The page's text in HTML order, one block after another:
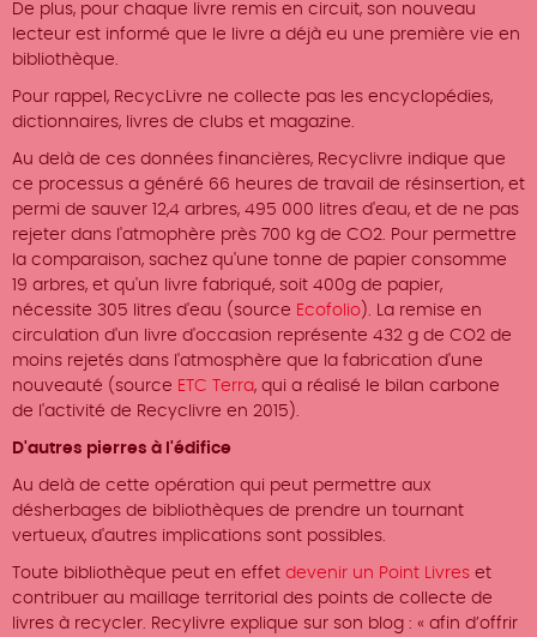
De plus, pour chaque livre remis en circuit, son nouveau
lecteur est informé que le livre a déjà eu une première vie en
bibliothèque.
Pour rappel, RecycLivre ne collecte pas les encyclopédies,
dictionnaires, livres de clubs et magazine.
Au delà de ces données financières, Recyclivre indique que
ce processus a généré 66 heures de travail de résinsertion, et
permi de sauver 12,4 arbres, 495 000 litres d'eau, et de ne pas
rejeter dans l'atmophère près 700 kg de CO2. Pour permettre
la comparaison, sachez qu'une tonne de papier consomme
19 arbres, et qu'un livre fabriqué, soit 400g de papier,
nécessite 305 litres d'eau (source Ecofolio). La remise en
circulation d'un livre d'occasion représente 432 g de CO2 de
moins rejetés dans l'atmosphère que la fabrication d'une
nouveauté (source ETC Terra, qui a réalisé le bilan carbone
de l'activité de Recyclivre en 2015).
D'autres pierres à l'édifice
Au delà de cette opération qui peut permettre aux
désherbages de bibliothèques de prendre un tournant
vertueux, d'autres implications sont possibles.
Toute bibliothèque peut en effet devenir un Point Livres et
contribuer au maillage territorial des points de collecte de
livres à recycler. Recylivre explique sur son blog : « afin d’offrir